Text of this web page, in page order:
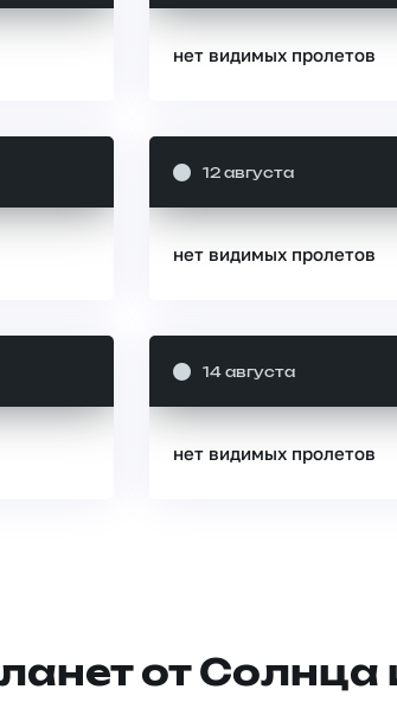
нет видимых пролетов
12 августа
нет видимых пролетов
14 августа
нет видимых пролетов
от Солнца